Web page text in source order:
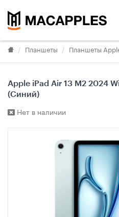
Планшеты Планшеты
Apple iPad Air 13 M2 2024
(Синий)
Нет в наличии